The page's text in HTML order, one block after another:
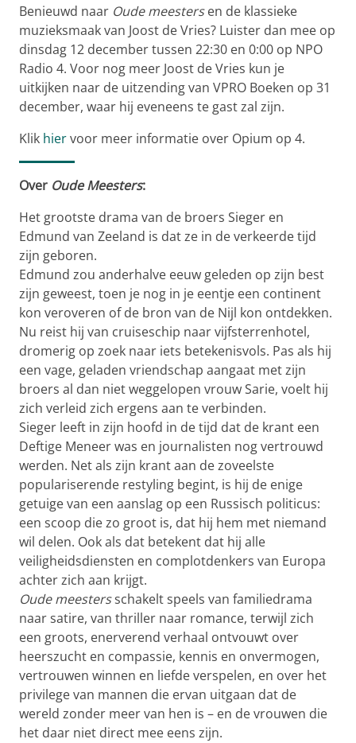
Benieuwd naar Oude meestersen de klassieke
muzieksmaak van Joost de Vries? Luister dan mee op
dinsdag 12 december tussen 22:30 en 0:00 op NPO
Radio 4. Voor nog meer Joost de Vries kun je
uitkijken naar de uitzending van VPRO Boeken op 31
december, waar hij eveneens te gast zal zijn.
Klik hiervoor meer informatie over Opium op 4.
Over Oude Meesters:
Het grootste drama van de broers Sieger en
Edmund van Zeeland is dat ze in de verkeerde tijd
zijn geboren.
Edmund zou anderhalve eeuw geleden op zijn best
zijn geweest, toen je nog in je eentje een continent
kon veroveren of de bron van de Nijl kon ontdekken.
Nu reist hij van cruiseschip naar vijfsterrenhotel,
dromerig op zoek naar iets betekenisvols. Pas als hij
een vage, geladen vriendschap aangaat met zijn
broers al dan niet weggelopen vrouw Sarie, voelt hij
zich verleid zich ergens aan te verbinden.
Sieger leeft in zijn hoofd in de tijd dat de krant een
Deftige Meneer was en journalisten nog vertrouwd
werden. Net als zijn krant aan de zoveelste
populariserende restyling begint, is hij de enige
getuige van een aanslag op een Russisch politicus:
een scoop die zo groot is, dat hij hem met niemand
wil delen. Ook als dat betekent dat hij alle
veiligheidsdiensten en complotdenkers van Europa
achter zich aan krijgt.
Oude meestersschakelt speels van familiedrama
naar satire, van thriller naar romance, terwijl zich
een groots, enerverend verhaal ontvouwt over
heerszucht en compassie, kennis en onvermogen,
vertrouwen winnen en liefde verspelen, en over het
privilege van mannen die ervan uitgaan dat de
wereld zonder meer van hen is – en de vrouwen die
het daar niet direct mee eens zijn.